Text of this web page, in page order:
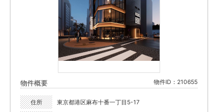
物件概要 物件ID：210655
住所 東京都港区麻布十番一丁目5-17